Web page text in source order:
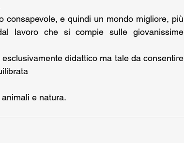
consapevole, e quindi un mondo migliore, più
lavoro che si compie sulle giovanissime
didattico ma tale da consentire
e natura.